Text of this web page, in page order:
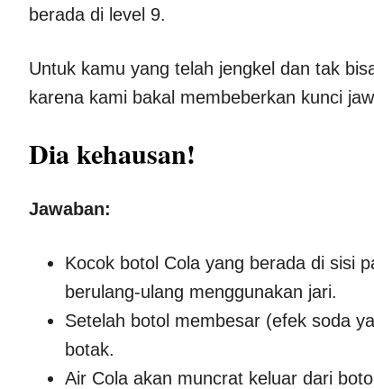
berada di level 9.
Untuk kamu yang telah jengkel dan tak
karena kami bakal membeberkan kunci
Dia kehausan!
Jawaban:
Kocok botol Cola yang berada di sisi
berulang-ulang menggunakan jari.
Setelah botol membesar (efek soda
botak.
Air Cola akan muncrat keluar dari